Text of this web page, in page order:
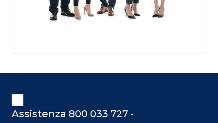
Assistenza 800 033 727 -